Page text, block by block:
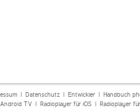
| Datenschutz| Entwickler| Handbuch
TV| Radioplayer für iOS| Radioplayer